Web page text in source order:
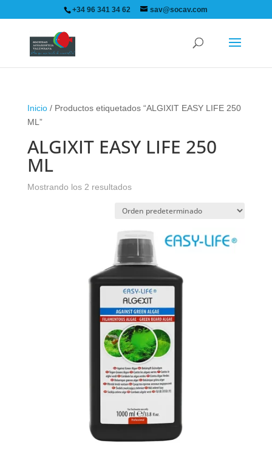
+34 96 341 34 62 sav@socav.com
Inicio/ Productos etiquetados “ALGIXIT EASY LIFE 250
ML”
ALGIXIT EASY LIFE 250
ML
Mostrando los 2 resultados